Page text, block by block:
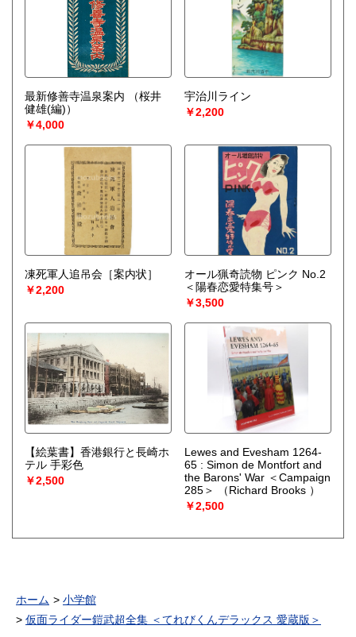
最新修善寺温泉案内
（桜井
健雄(編)）
￥4,000
宇治川ライン
￥2,200
凍死軍人追吊会［案内状］
￥2,200
オール猟奇読物 ピンク No.2
＜陽春恋愛特集号＞
￥3,500
【絵葉書】香港銀行と長崎ホ
テル 手彩色
￥2,500
Lewes and Evesham 1264-
65 : Simon de Montfort and
the Barons' War ＜Campaign
285＞
（Richard Brooks ）
￥2,500
ホーム
小学館
仮面ライダー鎧武超全集 ＜てれびくんデラックス 愛蔵版＞